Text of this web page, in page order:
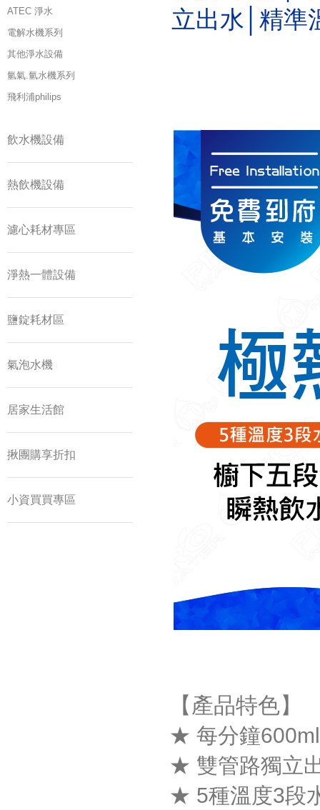
ATEC 淨水
電解水機系列
其他淨水設備
氫氣.氫水機系列
飛利浦philips
飲水機設備
熱飲機設備
濾心耗材專區
淨熱一體設備
鹽錠耗材區
氣泡水機
居家生活館
揪團購享折扣
小資買買專區
立出水│精準
【產品特色】
★ 每分鐘
★ 雙管路獨立
★ 5種溫度3段